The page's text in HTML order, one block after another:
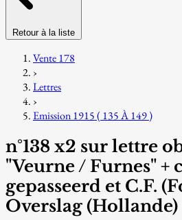
Retour à la liste
Vente 178
›
Lettres
›
Emission 1915 ( 135 À 149 )
n°138 x2 sur lettre
"Veurne / Furnes" +
gepasseerd et C.F.
Overslag (Hollande)